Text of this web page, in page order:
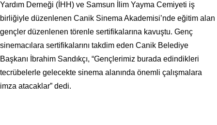
Yardım Derneği (İHH) ve Samsun İlim Yayma Cemiyeti iş
birliğiyle düzenlenen Canik Sinema Akademisi’nde eğitim alan
gençler düzenlenen törenle sertifikalarına kavuştu. Genç
sinemacılara sertifikalarını takdim eden Canik Belediye
Başkanı İbrahim Sandıkçı, “Gençlerimiz burada edindikleri
tecrübelerle gelecekte sinema alanında önemli çalışmalara
imza atacaklar” dedi.